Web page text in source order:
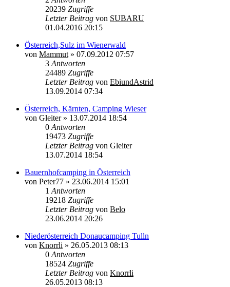
20239 Zugriffe
Letzter Beitrag von SUBARU
01.04.2016 20:15
Österreich,Sulz im Wienerwald
von Mammut » 07.09.2012 07:57
3 Antworten
24489 Zugriffe
Letzter Beitrag von EbiundAstrid
13.09.2014 07:34
Österreich, Kärnten, Camping Wieser
von Gleiter» 13.07.2014 18:54
0 Antworten
19473 Zugriffe
Letzter Beitrag von Gleiter
13.07.2014 18:54
Bauernhofcamping in Österreich
von Peter77 » 23.06.2014 15:01
1 Antworten
19218 Zugriffe
Letzter Beitrag von Belo
23.06.2014 20:26
Niederösterreich Donaucamping Tulln
von Knorrli » 26.05.2013 08:13
0 Antworten
18524 Zugriffe
Letzter Beitrag von Knorrli
26.05.2013 08:13